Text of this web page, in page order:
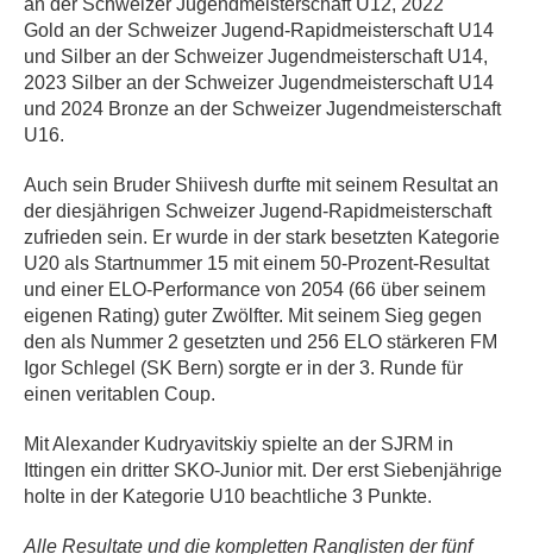
an der Schweizer Jugendmeisterschaft U12, 2022
Gold an der Schweizer Jugend-Rapidmeisterschaft U14
und Silber an der Schweizer Jugendmeisterschaft U14,
2023 Silber an der Schweizer Jugendmeisterschaft U14
und 2024 Bronze an der Schweizer Jugendmeisterschaft
U16.
Auch sein Bruder Shiivesh durfte mit seinem Resultat an
der diesjährigen Schweizer Jugend-Rapidmeisterschaft
zufrieden sein. Er wurde in der stark besetzten Kategorie
U20 als Startnummer 15 mit einem 50-Prozent-Resultat
und einer ELO-Performance von 2054 (66 über seinem
eigenen Rating) guter Zwölfter. Mit seinem Sieg gegen
den als Nummer 2 gesetzten und 256 ELO stärkeren FM
Igor Schlegel (SK Bern) sorgte er in der 3. Runde für
einen veritablen Coup.
Mit Alexander Kudryavitskiy spielte an der SJRM in
Ittingen ein dritter SKO-Junior mit. Der erst Siebenjährige
holte in der Kategorie U10 beachtliche 3 Punkte.
Alle Resultate und die kompletten Ranglisten der fünf